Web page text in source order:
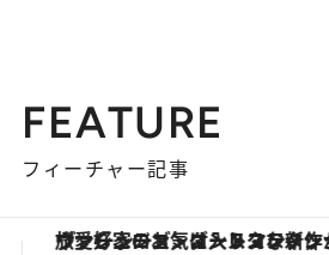
FEATURE
フィーチャー記事
「大事なのは地域の意識を変えること」。ロレック